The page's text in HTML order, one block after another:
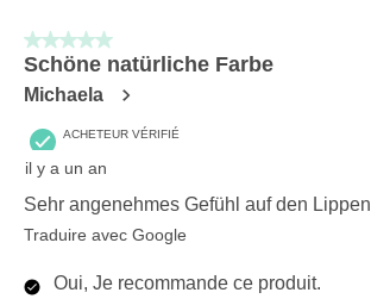
5 sur 5 étoiles.
Schöne natürliche Farbe
Michaela
ACHETEUR VÉRIFIÉ
il y a un an
Sehr angenehmes Gefühl auf den Lippen
Traduire avec Google
Oui, Je recommande ce produit.